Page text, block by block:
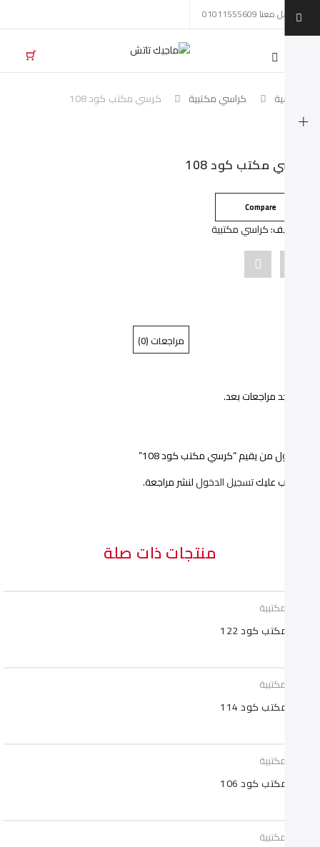
تواصل معنا 01011555609
كراسي مكتبية
كرسي مكتب كود 108
Skip to
مكتب كود 108
Compare
كراسي مكتبية
Pin
on
مراجعات (0)
توجد مراجعات بعد.
أول من يقيم “كرسي مكتب كود 108”
يجب عليكتسجيل الدخوللنشر مراجعة.
منتجات ذات صلة
مكتبية
مكتب كود 122
مكتبية
مكتب كود 114
مكتبية
مكتب كود 106
مكتبية